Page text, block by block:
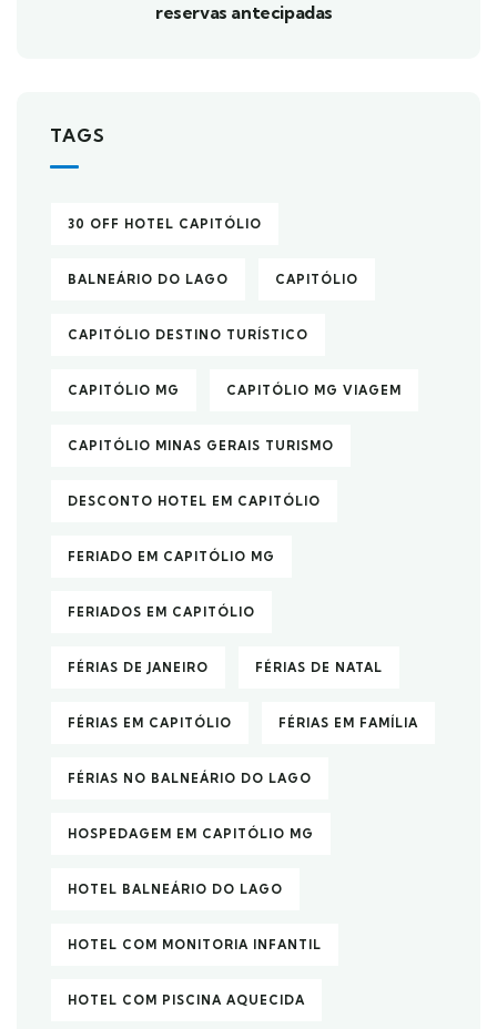
reservas antecipadas
TAGS
30 OFF HOTEL CAPITÓLIO
BALNEÁRIO DO LAGO CAPITÓLIO
CAPITÓLIO DESTINO TURÍSTICO
CAPITÓLIO MG CAPITÓLIO MG VIAGEM
CAPITÓLIO MINAS GERAIS TURISMO
DESCONTO HOTEL EM CAPITÓLIO
FERIADO EM CAPITÓLIO MG
FERIADOS EM CAPITÓLIO
FÉRIAS DE JANEIRO FÉRIAS DE NATAL
FÉRIAS EM CAPITÓLIO FÉRIAS EM FAMÍLIA
FÉRIAS NO BALNEÁRIO DO LAGO
HOSPEDAGEM EM CAPITÓLIO MG
HOTEL BALNEÁRIO DO LAGO
HOTEL COM MONITORIA INFANTIL
HOTEL COM PISCINA AQUECIDA